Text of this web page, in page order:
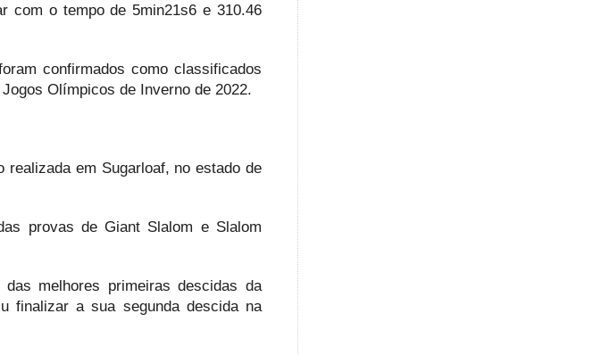
com o tempo de 5min21s6 e 310.46
confirmados como classificados
Olímpicos de Inverno de 2022.
em Sugarloaf, no estado de
provas de Giant Slalom e Slalom
melhores primeiras descidas da
finalizar a sua segunda descida na